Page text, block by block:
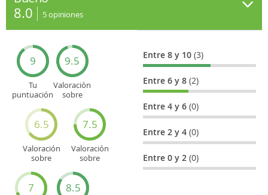
8.0 5opiniones
9
Tu
puntuación
9.5
Valoración
sobre
6.5
Valoración
sobre
7.5
Valoración
sobre
turísticos
7 8.5
Entre 8 y 10(3)
Entre 6 y 8(2)
Entre 4 y 6(0)
Entre 2 y 4(0)
Entre 0 y 2(0)